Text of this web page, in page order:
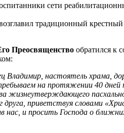
сети
традиционный крестный
Преосвященство обратился к
Владимир, настоятель храма,
на протяжении 40 дней
жизнеутверждающего
приветствуя словами
нас, и просить Господа о